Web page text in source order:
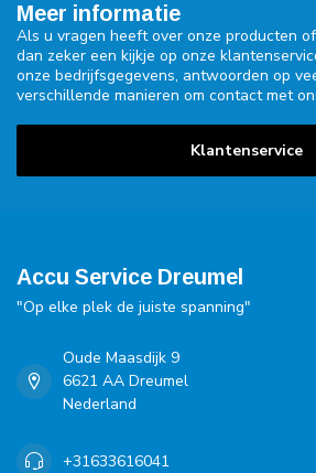
Meer informatie
Als u vragen heeft over onze producten
dan zeker een kijkje op onze
onze bedrijfsgegevens, antwoorden op
verschillende manieren om contact met
Klantenservice
Accu Service Dreumel
"Op elke plek de juiste spanning"
Oude Maasdijk 9
6621 AA Dreumel
Nederland
+31633616041